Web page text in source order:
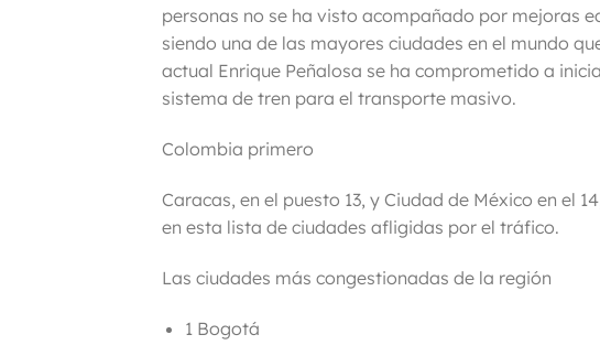
personas no se ha visto acompañado por mejoras
siendo una de las mayores ciudades en el mundo
actual Enrique Peñalosa se ha comprometido a
sistema de tren para el transporte masivo.
Colombia primero
Caracas, en el puesto 13, y Ciudad de México en el
en esta lista de ciudades afligidas por el tráfico.
Las ciudades más congestionadas de la región
1 Bogotá